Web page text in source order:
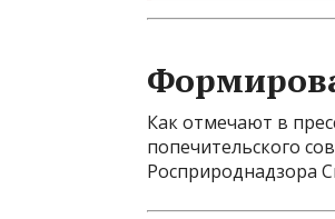
Как отмечают в
попечительского
Росприроднадзора